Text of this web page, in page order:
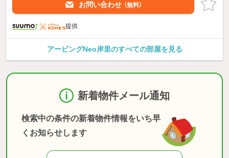
お問い合わせ （無料）
提供
アービングNeo岸里のすべての部屋を見る
新着物件メール通知
検索中の条件の新着物件情報をいち早
くお知らせします